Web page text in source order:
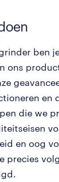
ben
ons
en
die we
en oog
precies